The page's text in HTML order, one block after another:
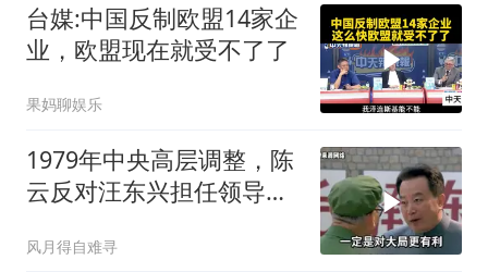
台媒:中国反制欧盟14家企
业，欧盟现在就受不了了
果妈聊娱乐
1979年中央高层调整，陈
云反对汪东兴担任领导职
风月得自难寻